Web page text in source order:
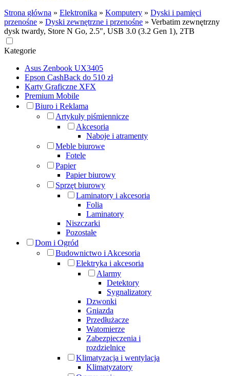
Strona główna » Elektronika » Komputery » Dyski i pamięci
przenośne » Dyski zewnętrzne i przenośne » Verbatim zewnętrzny
dysk twardy, Store N Go, 2.5", USB 3.0 (3.2 Gen 1), 2TB
Kategorie
Asus Zenbook UX3405
Epson CashBack do 510 zł
Karty Graficzne XFX
Premium Mobile
Biuro i Reklama
Artykuły piśmiennicze
Akcesoria
Naboje i atramenty
Meble biurowe
Fotele
Papier
Papier biurowy
Sprzęt biurowy
Laminatory i akcesoria
Folia
Laminatory
Niszczarki
Pozostałe
Dom i Ogród
Budownictwo i Akcesoria
Elektryka i akcesoria
Alarmy
Detektory
Sygnalizatory
Dzwonki
Gniazda
Przedłużacze
Watomierze
Zabezpieczenia i
rozdzielnice
Klimatyzacja i wentylacja
Klimatyzatory